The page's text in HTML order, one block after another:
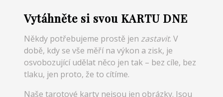
Vytáhněte si svou KARTU DNE
Někdy potřebujeme prostě jen zastavit. V
době, kdy se vše měří na výkon a zisk, je
osvobozující udělat něco jen tak – bez cíle, bez
tlaku, jen proto, že to cítíme.
Naše tarotové karty nejsou jen obrázky. Jsou